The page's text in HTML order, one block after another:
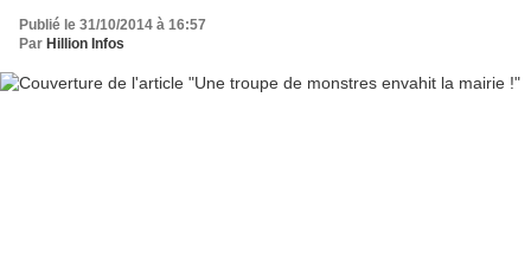
Publié le 31/10/2014 à 16:57
Par Hillion Infos